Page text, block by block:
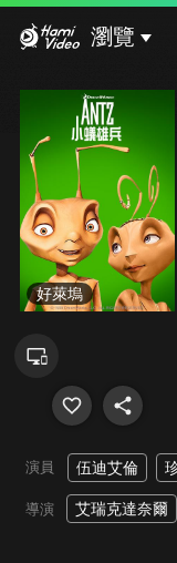
瀏覽
好萊塢
演員 伍迪艾倫
導演 艾瑞克達奈爾